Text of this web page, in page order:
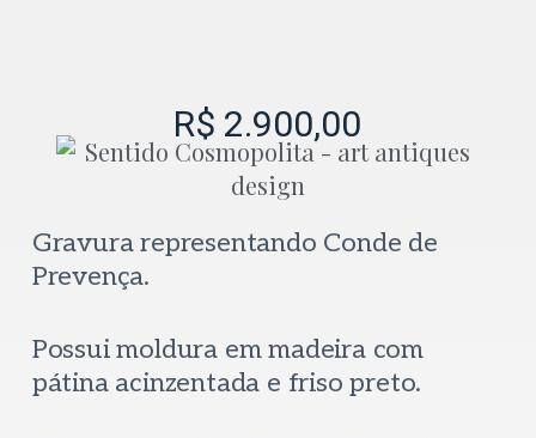
R$ 2.900,00
Gravura representando Conde de
Prevença.
Possui moldura em madeira com
pátina acinzentada e friso preto.